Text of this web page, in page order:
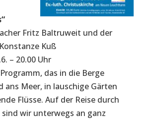
Fritz Baltruweit und der
Kuß
– 20.00 Uhr
das in die Berge
Meer, in lauschige Gärten
Flüsse. Auf der Reise durch
sind wir unterwegs an ganz